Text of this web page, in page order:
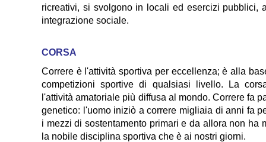
ricreativi, si svolgono in locali ed esercizi pubblici,
integrazione sociale.
CORSA
Correre è l'attività sportiva per eccellenza; è alla
competizioni sportive di qualsiasi livello. La
l'attività amatoriale più diffusa al mondo. Correre fa
genetico: l'uomo iniziò a correre migliaia di anni fa
i mezzi di sostentamento primari e da allora non ha
la nobile disciplina sportiva che è ai nostri giorni.